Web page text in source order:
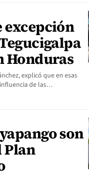
excepción
Honduras
explicó que en esas
de las…
son
Plan